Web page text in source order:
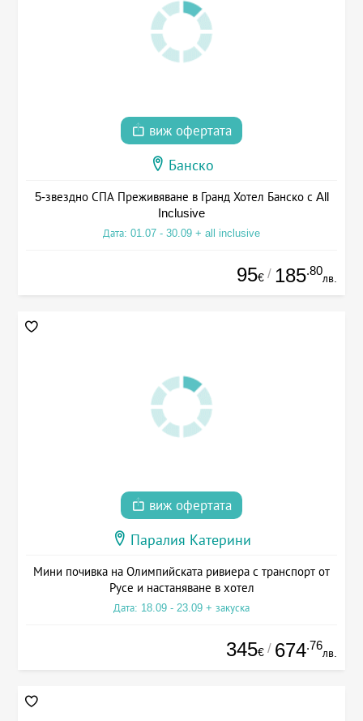
виж офертата
Банско
5-звездно СПА Преживяване в Гранд Хотел Банско с All
Inclusive
Дата: 01.07 - 30.09 + all inclusive
95€ / 185.80
лв.
виж офертата
Паралия Катерини
Мини почивка на Олимпийската ривиера с транспорт от
Русе и настаняване в хотел
Дата: 18.09 - 23.09 + закуска
345€ / 674.76
лв.